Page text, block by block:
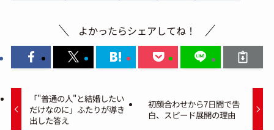
よかったらシェアしてね！
「"普通の人"と結婚したい
だけなのに」ふたりが導き
出した答え
初顔合わせから7日間で告
白、スピード展開の理由